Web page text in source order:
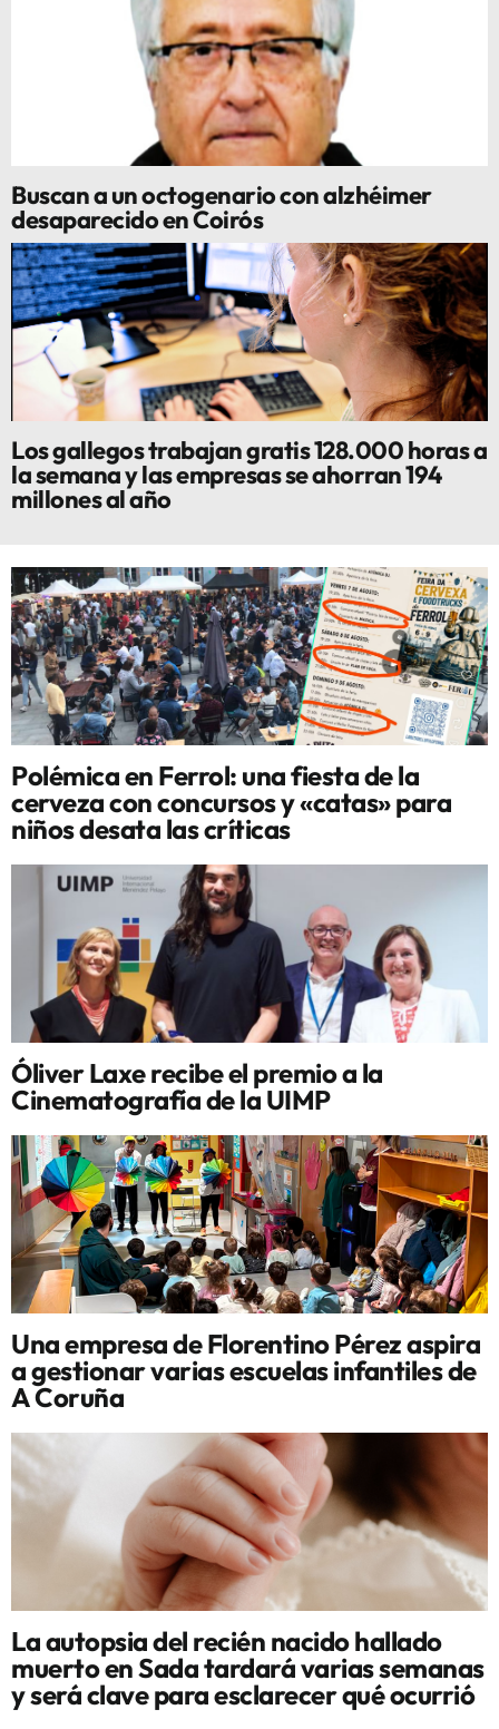
Buscan a un octogenario con alzhéimer
desaparecido en Coirós
Los gallegos trabajan gratis 128.000 horas a
la semana y las empresas se ahorran 194
millones al año
Polémica en Ferrol: una fiesta de la
cerveza con concursos y «catas» para
niños desata las críticas
Óliver Laxe recibe el premio a la
Cinematografía de la UIMP
Una empresa de Florentino Pérez aspira
a gestionar varias escuelas infantiles de
A Coruña
La autopsia del recién nacido hallado
muerto en Sada tardará varias semanas
y será clave para esclarecer qué ocurrió